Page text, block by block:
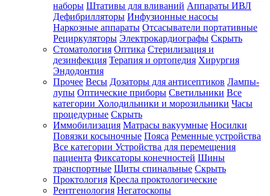
наборы Штативы для вливаний Аппараты ИВЛ
Дефибрилляторы Инфузионные насосы
Наркозные аппараты Отсасыватели портативные
Рециркуляторы Электрокардиографы Скрыть
Стоматология Оптика Стерилизация и
дезинфекция Терапия и ортопедия Хирургия
Эндодонтия
Прочее Весы Дозаторы для антисептиков Лампы-
лупы Оптические приборы Светильники Все
категории Холодильники и морозильники Часы
процедурные Скрыть
Иммобилизация Матрасы вакуумные Носилки
Повязки косыночные Пояса Ременные устройства
Все категории Устройства для перемещения
пациента Фиксаторы конечностей Шины
транспортные Щиты спинальные Скрыть
Проктология Кресла проктологические
Рентгенология Негатоскопы